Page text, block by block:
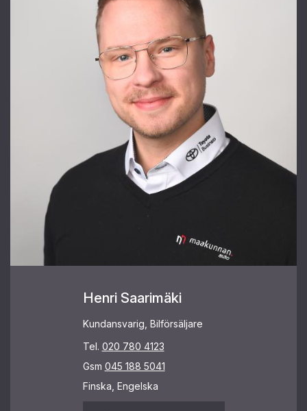
Henri Saarimäki
Kundansvarig, Bilförsäljare
Tel. 020 780 4123
Gsm 045 188 5041
Finska, Engelska